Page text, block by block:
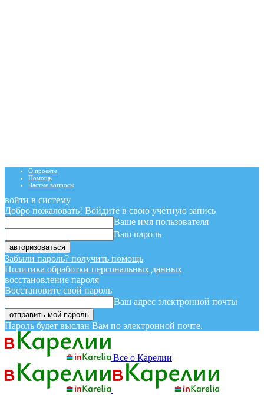
О проекте
Помощь
Частые вопросы
войти в систему
Добро пожаловать! Войдите в свою учётную запись
Ваше имя пользователя
Ваш пароль
Забыли пароль? получить помощь
Политика обработки персональных данных
восстановление пароля
Восстановите свой пароль
Ваш адрес электронной почты
Пароль будет выслан Вам по электронной почте.
Все о Карелии